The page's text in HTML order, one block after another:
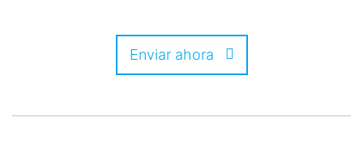
Enviar ahora